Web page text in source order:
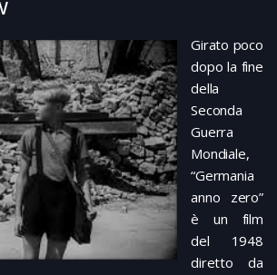
Girato poco
dopo la fine
della
Seconda
Guerra
Mondiale,
“Germania
anno zero”
è un film
del 1948
diretto da